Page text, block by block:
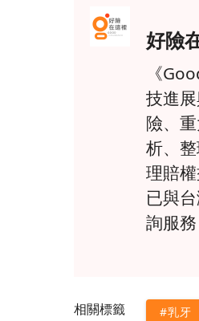
好險
《
技進
險、
析、
理賠
已與
詢服
相關標籤 #乳牙